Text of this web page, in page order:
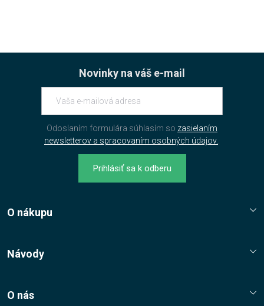
Novinky na váš e-mail
Odoslaním formulára súhlasím so zasielaním
newsletterov a spracovaním osobných údajov.
Prihlásiť sa k odberu
O nákupu
Jak nakupovat?
Návody
O nás